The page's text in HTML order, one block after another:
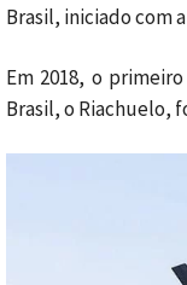
Brasil, iniciado com
Em 2018, o
Brasil, o Riachuelo,